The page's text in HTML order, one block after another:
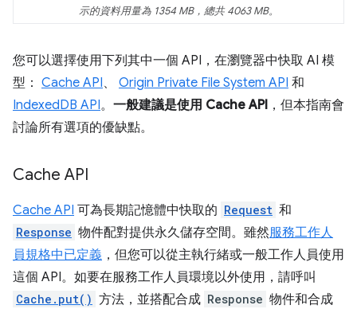
示的資料用量為 1354 MB，總共 4063 MB。
您可以選擇使用下列其中一個 API，在瀏覽器中快取 AI 模
型： Cache API、 Origin Private File System API 和
IndexedDB API。 一般建議是使用 Cache API ，但本指南會
討論所有選項的優缺點。
Cache API
Cache API 可為長期記憶體中快取的 Request 和
Response 物件配對提供永久儲存空間。雖然服務工作人
員規格中已定義 ，但您可以從主執行緒或一般工作人員使用
這個 API。如要在服務工作人員環境以外使用，請呼叫
Cache.put() 方法，並搭配合成 Response 物件和合成